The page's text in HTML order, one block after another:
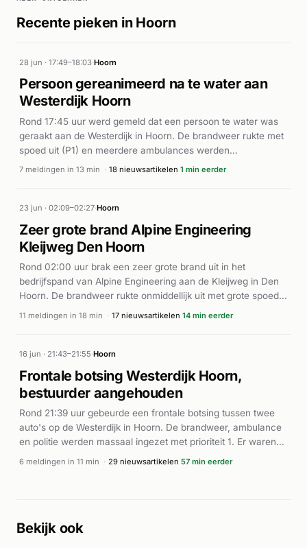
Recente pieken in Hoorn
28 jun · 17:49–18:03·Hoorn
Persoon gereanimeerd na te water aan
Westerdijk Hoorn
Rond 17:45 uur werd gemeld dat een persoon te water was
geraakt aan de Westerdijk in Hoorn. De brandweer rukte met
spoed uit (P1) en meerdere ambulances werden
gealarmeerd. Ter plaatse werd de persoon uit het water
plaatse vanwege de ernst van het incident. De hulpdiensten
waren massaal aanwezig aan de Westerdijk. De persoon
werd in kritieke toestand overgebracht voor verdere
medische behandeling.
7 meldingen in 13 min · 18 nieuwsartikelen 1 min eerder
23 jun · 02:09–02:27·Hoorn
Zeer grote brand Alpine Engineering
Kleijweg Den Hoorn
Rond 02:00 uur brak een zeer grote brand uit in het
bedrijfspand van Alpine Engineering aan de Kleijweg in Den
Hoorn. De brandweer rukte onmiddellijk uit met grote spoed
(P1) en voerde meerdere versterkingsoproepen uit.
bedrijfspand, waarin fabricage- en opslagfaciliteiten waren
ondergebracht, volledig verwoest door de brand. Het vuur
stond volledig uit de dakconstructie. De brand stond rond
02:30 uur onder controle. Er zijn geen meldingen van
slachtoffers bekend. De oorzaak van de brand is niet
gemeld. Het incident veroorzaakte grote schade aan het
pand en de omgeving.
11 meldingen in 18 min · 17 nieuwsartikelen 14 min eerder
16 jun · 21:43–21:55·Hoorn
Frontale botsing Westerdijk Hoorn,
bestuurder aangehouden
Rond 21:39 uur gebeurde een frontale botsing tussen twee
auto's op de Westerdijk in Hoorn. De brandweer, ambulance
en politie werden massaal ingezet met prioriteit 1. Er waren
meerdere gewonden bij het ongeval. Volgens diverse
toedracht van het incident.
6 meldingen in 11 min · 29 nieuwsartikelen 57 min eerder
Bekijk ook